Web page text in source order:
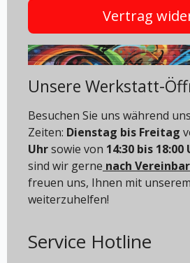
Vertrag
Unsere Werkstatt-
Besuchen Sie uns während
Zeiten: Dienstag bis Freitag
Uhrsowie von 14:30 bis 18:00
sind wir gerne nach
freuen uns, Ihnen mit
weiterzuhelfen!
Service Hotline